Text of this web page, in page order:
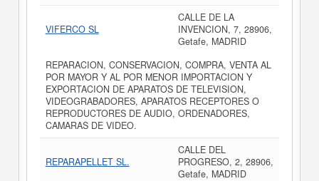
VIFERCO SL
CALLE DE LA
INVENCION, 7, 28906,
Getafe, MADRID
REPARACION, CONSERVACION, COMPRA, VENTA AL
POR MAYOR Y AL POR MENOR IMPORTACION Y
EXPORTACION DE APARATOS DE TELEVISION,
VIDEOGRABADORES, APARATOS RECEPTORES O
REPRODUCTORES DE AUDIO, ORDENADORES,
CAMARAS DE VIDEO.
REPARAPELLET SL.
CALLE DEL
PROGRESO, 2, 28906,
Getafe, MADRID